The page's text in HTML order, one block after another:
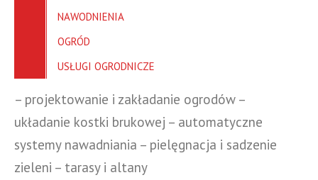
NAWODNIENIA
OGRÓD
USŁUGI OGRODNICZE
– projektowanie i zakładanie ogrodów –
układanie kostki brukowej – automatyczne
systemy nawadniania – pielęgnacja i sadzenie
zieleni – tarasy i altany